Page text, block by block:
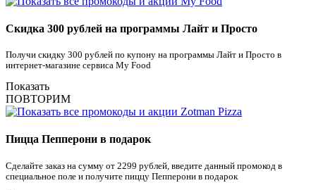
Скидка 300 рублей на программы Лайт и Просто
Получи скидку 300 рублей по купону на программы Лайт и Просто в
интернет-магазине сервиса My Food
Показать
ПОВТОРИМ
Пицца Пепперони в подарок
Сделайте заказ на сумму от 2299 рублей, введите данный промокод в
специальное поле и получите пиццу Пепперони в подарок